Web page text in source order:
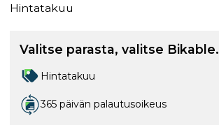
Hintatakuu
Valitse parasta, valitse Bikable.
Hintatakuu
365 päivän palautusoikeus